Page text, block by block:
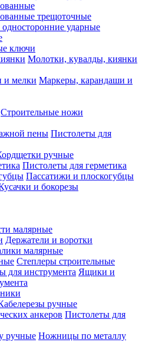
трещоточные
ударные
ключи
Молотки, кувалды, киянки
Маркеры, карандаши и
Строительные ножи
Пистолеты для
ручные
Пистолеты для герметика
Пассатижи и плоскогубцы
и бокорезы
малярные
Держатели и воротки
малярные
Степлеры строительные
Ящики и
ручные
Пистолеты для
Ножницы по металлу